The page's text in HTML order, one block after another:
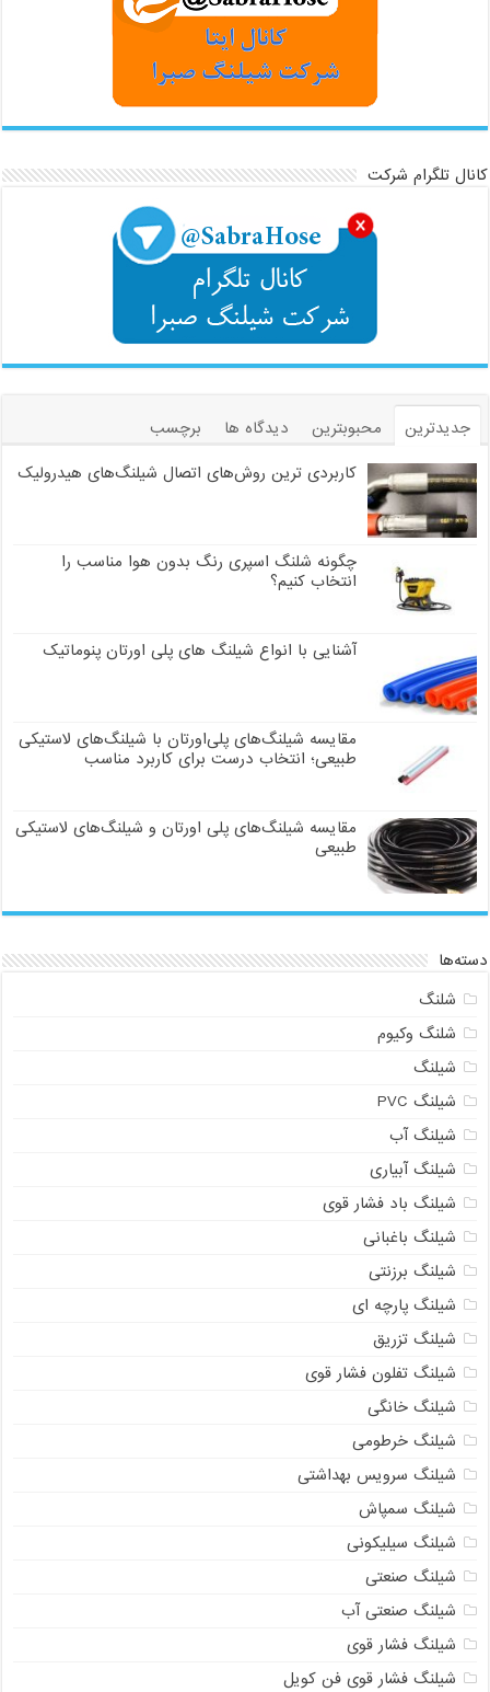
کانال تلگرام شرکت
جدیدترین محبوبترین دیدگاه ها
برچسب
کاربردی ترین روش‌های اتصال شیلنگ‌های هیدرولیک
چگونه شلنگ اسپری رنگ بدون هوا مناسب را
انتخاب کنیم؟
آشنایی با انواع شیلنگ های پلی اورتان پنوماتیک
مقایسه شیلنگ‌های پلی‌اورتان با شیلنگ‌های لاستیکی
طبیعی؛ انتخاب درست برای کاربرد مناسب
مقایسه شیلنگ‌های پلی اورتان و شیلنگ‌های لاستیکی
طبیعی
دسته‌ها
شلنگ
شلنگ وکیوم
شیلنگ
شیلنگ PVC
شیلنگ آب
شیلنگ آبیاری
شیلنگ باد فشار قوی
شیلنگ باغبانی
شیلنگ برزنتی
شیلنگ پارچه‌ ای
شیلنگ تزریق
شیلنگ تفلون فشار قوی
شیلنگ خانگی
شیلنگ خرطومی
شیلنگ سرویس بهداشتی
شیلنگ سمپاش
شیلنگ سیلیکونی
شیلنگ صنعتی
شیلنگ صنعتی آب
شیلنگ فشار قوی
شیلنگ فشار قوی فن کویل